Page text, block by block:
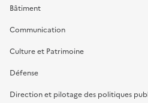
Bâtiment
Communication
Culture et Patrimoine
Défense
Direction et pilotage des politiques